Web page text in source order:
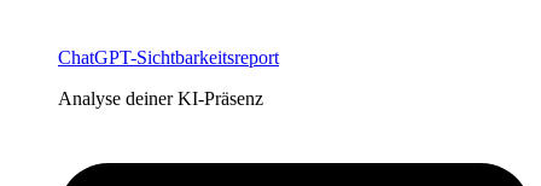
ChatGPT-Sichtbarkeitsreport
Analyse deiner KI-Präsenz